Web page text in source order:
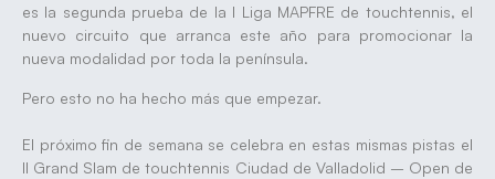
es la segunda prueba de la I Liga MAPFRE de touchtennis, el
nuevo circuito que arranca este año para promocionar la
nueva modalidad por toda la península.
Pero esto no ha hecho más que empezar.
El próximo fin de semana se celebra en estas mismas pistas el
II Grand Slam de touchtennis Ciudad de Valladolid – Open de